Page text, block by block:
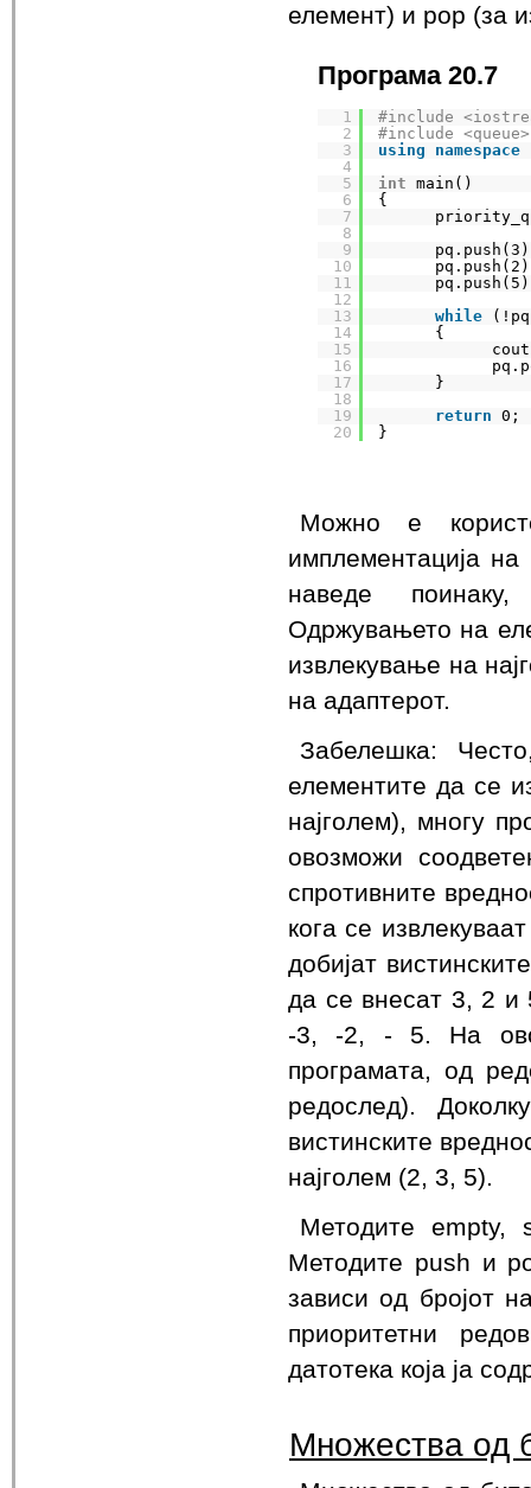
елемент) и pop (за
Програма 20.7
1
2
3
4
5
6
7
8
9
10
11
12
13
14
15
16
17
18
19
20
#include
#include <queue>
using
namespace
int main()
{
while
{
}
return 0;
}
Можно е
имплементација
наведе
Одржувањето на
извлекување на
на адаптерот.
Забелешка:
елементите да се
најголем), многу
овозможи
спротивните
кога се
добијат
да се внесат 3, 2 и
-3, -2, - 5. На
програмата, од
редослед).
вистинските
најголем (2, 3, 5).
Методите empty,
Методите push и
зависи од бројот
приоритетни
датотека која ја
Множества од